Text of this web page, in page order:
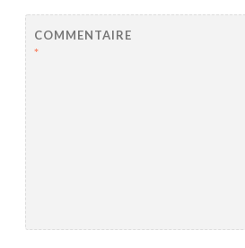
COMMENTAIRE
*